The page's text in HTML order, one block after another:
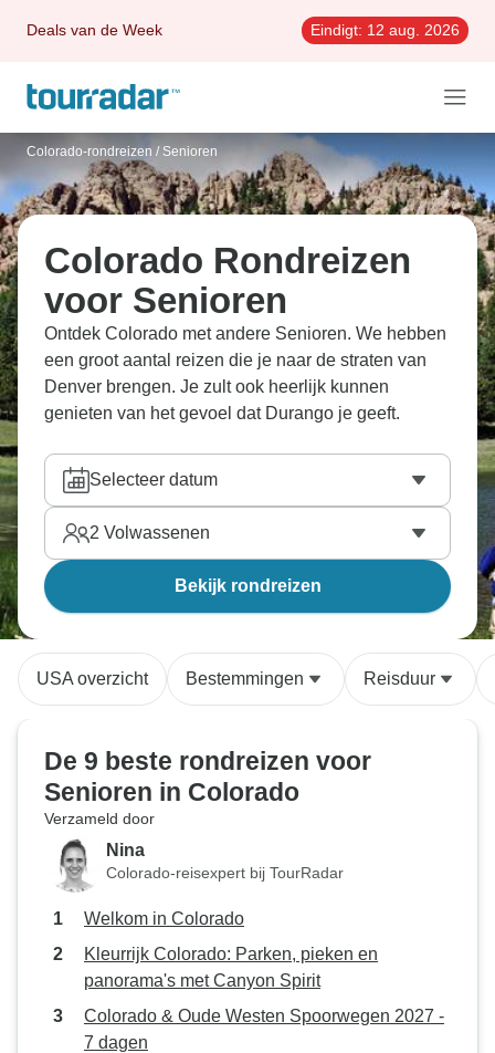
Deals van de Week Eindigt: 12 aug. 2026
Colorado-rondreizen / Senioren
Colorado Rondreizen
voor Senioren
Ontdek Colorado met andere Senioren. We hebben
een groot aantal reizen die je naar de straten van
Denver brengen. Je zult ook heerlijk kunnen
genieten van het gevoel dat Durango je geeft.
Selecteer datum
2 Volwassenen
Bekijk rondreizen
USA overzicht Bestemmingen Reisduur
De 9 beste rondreizen voor
Senioren in Colorado
Verzameld door
Nina
Colorado-reisexpert bij TourRadar
Welkom in Colorado
Kleurrijk Colorado: Parken, pieken en
panorama's met Canyon Spirit
Colorado & Oude Westen Spoorwegen 2027 -
7 dagen